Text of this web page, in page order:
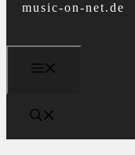
music-on-net.de